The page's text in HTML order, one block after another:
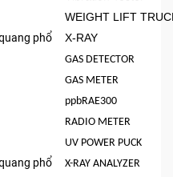
WEIGHT LIFT
phổ
X-RAY
GAS DETECTOR
GAS METER
ppbRAE300
RADIO METER
UV POWER PUCK
phổ X-RAY ANALYZER